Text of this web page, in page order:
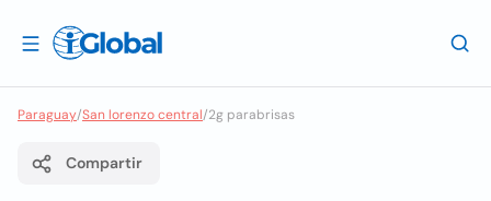
Paraguay/San lorenzo central/2g parabrisas
Compartir